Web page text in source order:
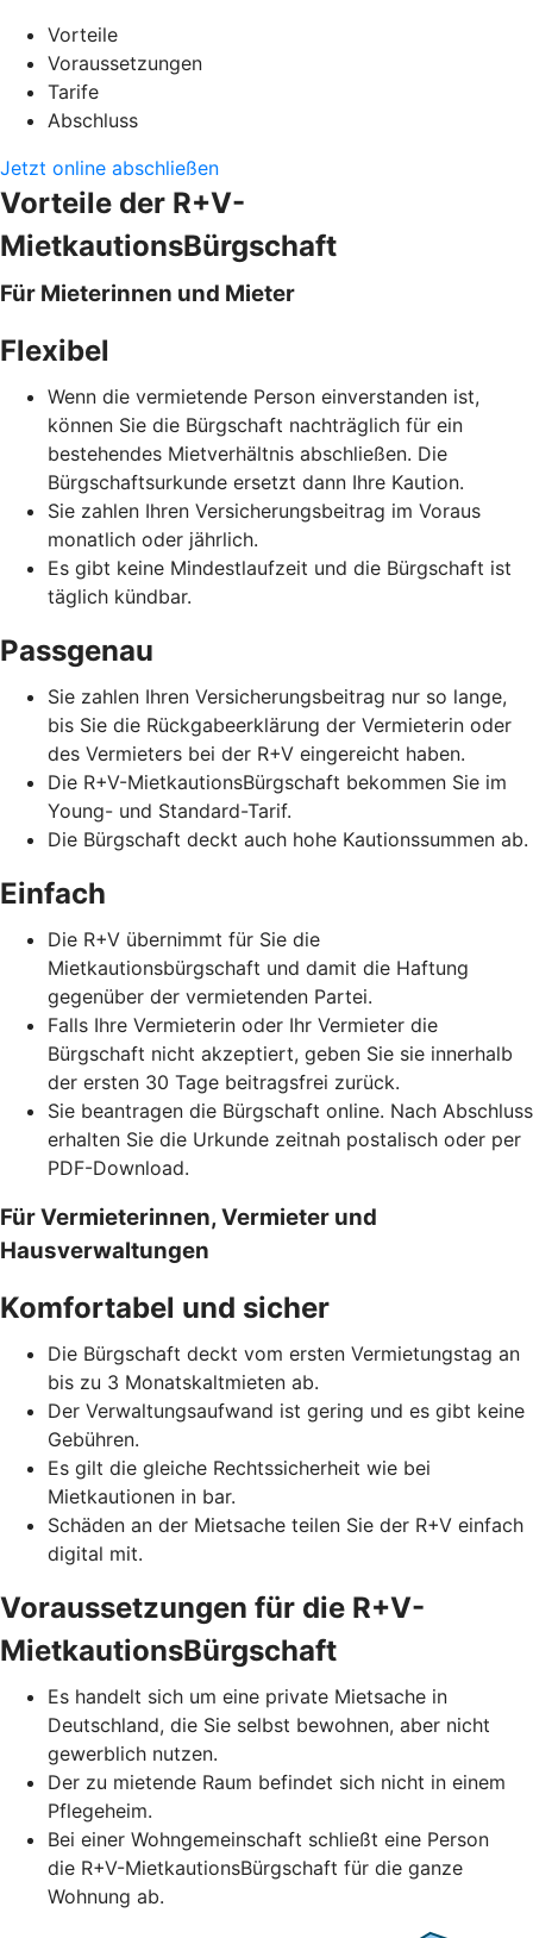
Vorteile
Voraussetzungen
Tarife
Abschluss
Jetzt online abschließen
Vorteile der R+V-
MietkautionsBürgschaft
Für Mieterinnen und Mieter
Flexibel
Wenn die vermietende Person einverstanden ist,
können Sie die Bürgschaft nachträglich für ein
bestehendes Mietverhältnis abschließen. Die
Bürgschaftsurkunde ersetzt dann Ihre Kaution.
Sie zahlen Ihren Versicherungsbeitrag im Voraus
monatlich oder jährlich.
Es gibt keine Mindestlaufzeit und die Bürgschaft ist
täglich kündbar.
Passgenau
Sie zahlen Ihren Versicherungsbeitrag nur so lange,
bis Sie die Rückgabeerklärung der Vermieterin oder
des Vermieters bei der R+V eingereicht haben.
Die R+V-MietkautionsBürgschaft bekommen Sie im
Young- und Standard-Tarif.
Die Bürgschaft deckt auch hohe Kautionssummen ab.
Einfach
Die R+V übernimmt für Sie die
Mietkautionsbürgschaft und damit die Haftung
gegenüber der vermietenden Partei.
Falls Ihre Vermieterin oder Ihr Vermieter die
Bürgschaft nicht akzeptiert, geben Sie sie innerhalb
der ersten 30 Tage beitragsfrei zurück.
Sie beantragen die Bürgschaft online. Nach Abschluss
erhalten Sie die Urkunde zeitnah postalisch oder per
PDF-Download.
Für Vermieterinnen, Vermieter und
Hausverwaltungen
Komfortabel und sicher
Die Bürgschaft deckt vom ersten Vermietungstag an
bis zu 3 Monatskaltmieten ab.
Der Verwaltungsaufwand ist gering und es gibt keine
Gebühren.
Es gilt die gleiche Rechtssicherheit wie bei
Mietkautionen in bar.
Schäden an der Mietsache teilen Sie der R+V einfach
digital mit.
Voraussetzungen für die R+V-
MietkautionsBürgschaft
Es handelt sich um eine private Mietsache in
Deutschland, die Sie selbst bewohnen, aber nicht
gewerblich nutzen.
Der zu mietende Raum befindet sich nicht in einem
Pflegeheim.
Bei einer Wohngemeinschaft schließt eine Person
die R+V-MietkautionsBürgschaft für die ganze
Wohnung ab.